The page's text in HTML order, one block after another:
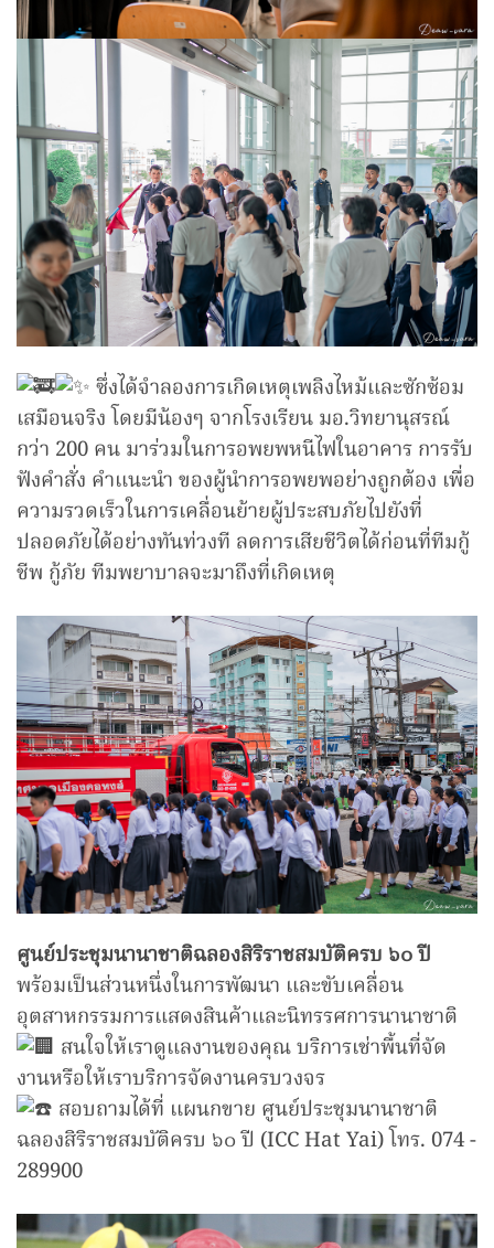
ซึ่งได้จำลองการเกิดเหตุเพลิงไหม้และซักซ้อม
เสมือนจริง โดยมีน้องๆ จากโรงเรียน มอ.วิทยานุสรณ์
กว่า 200 คน มาร่วมในการอพยพหนีไฟในอาคาร การรับ
ฟังคำสั่ง คำแนะนำ ของผู้นำการอพยพอย่างถูกต้อง เพื่อ
ความรวดเร็วในการเคลื่อนย้ายผู้ประสบภัยไปยังที่
ปลอดภัยได้อย่างทันท่วงที ลดการเสียชีวิตได้ก่อนที่ทีมกู้
ชีพ กู้ภัย ทีมพยาบาลจะมาถึงที่เกิดเหตุ
ศูนย์ประชุมนานาชาติฉลองสิริราชสมบัติครบ ๖๐ ปี
พร้อมเป็นส่วนหนึ่งในการพัฒนา และขับเคลื่อน
อุตสาหกรรมการแสดงสินค้าและนิทรรศการนานาชาติ
สนใจให้เราดูแลงานของคุณ บริการเช่าพื้นที่จัด
งานหรือให้เราบริการจัดงานครบวงจร
สอบถามได้ที่ แผนกขาย ศูนย์ประชุมนานาชาติ
ฉลองสิริราชสมบัติครบ ๖๐ ปี (ICC Hat Yai) โทร. 074 -
289900